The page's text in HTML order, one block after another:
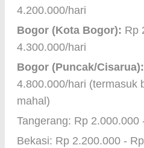
4.200.000/hari
Bogor (Kota Bogor): Rp
4.300.000/hari
Bogor (Puncak/Cisarua):
4.800.000/hari (termasuk
mahal)
Tangerang: Rp 2.000.000
Bekasi: Rp 2.200.000 -